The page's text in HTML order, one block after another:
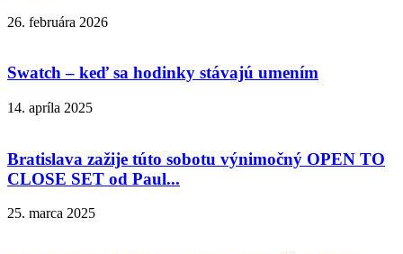
26. februára 2026
Swatch – keď sa hodinky stávajú umením
14. apríla 2025
Bratislava zažije túto sobotu výnimočný OPEN TO
CLOSE SET od Paul...
25. marca 2025